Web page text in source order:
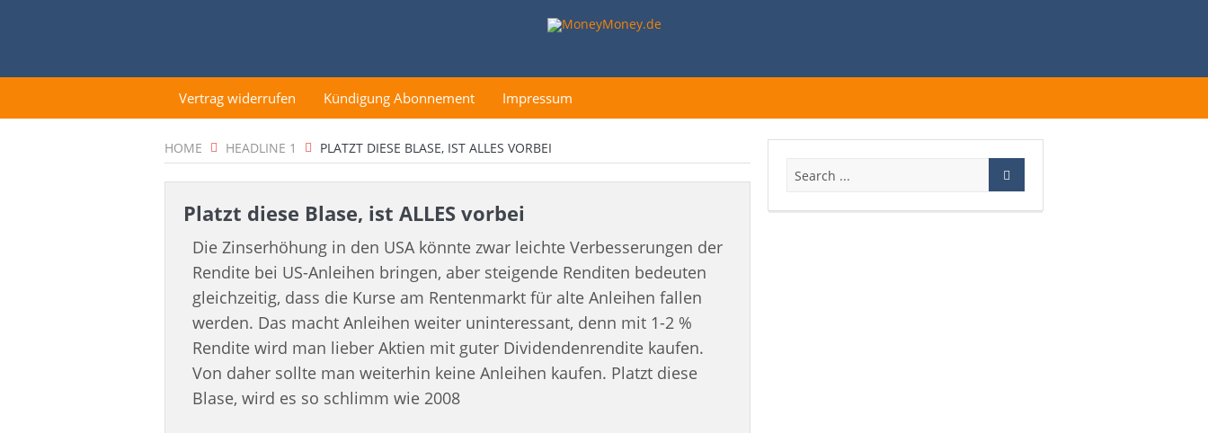
Vertrag widerrufen Kündigung Abonnement Impressum
HOME HEADLINE 1 PLATZT DIESE BLASE, IST ALLES VORBEI
Platzt diese Blase, ist ALLES vorbei
Die Zinserhöhung in den USA könnte zwar leichte Verbesserungen der
Rendite bei US-Anleihen bringen, aber steigende Renditen bedeuten
gleichzeitig, dass die Kurse am Rentenmarkt für alte Anleihen fallen
werden. Das macht Anleihen weiter uninteressant, denn mit 1-2 %
Rendite wird man lieber Aktien mit guter Dividendenrendite kaufen.
Von daher sollte man weiterhin keine Anleihen kaufen. Platzt diese
Blase, wird es so schlimm wie 2008